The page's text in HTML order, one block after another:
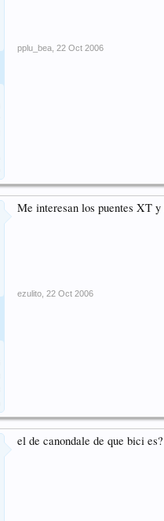
pplu_bea 22 Oct 2006
Me interesan los puentes XT
ezulito 22 Oct 2006
el de canondale de que bici es?